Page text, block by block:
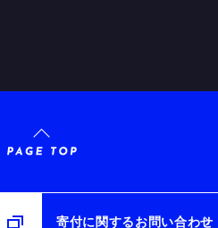
寄付に関するお問い合わせ